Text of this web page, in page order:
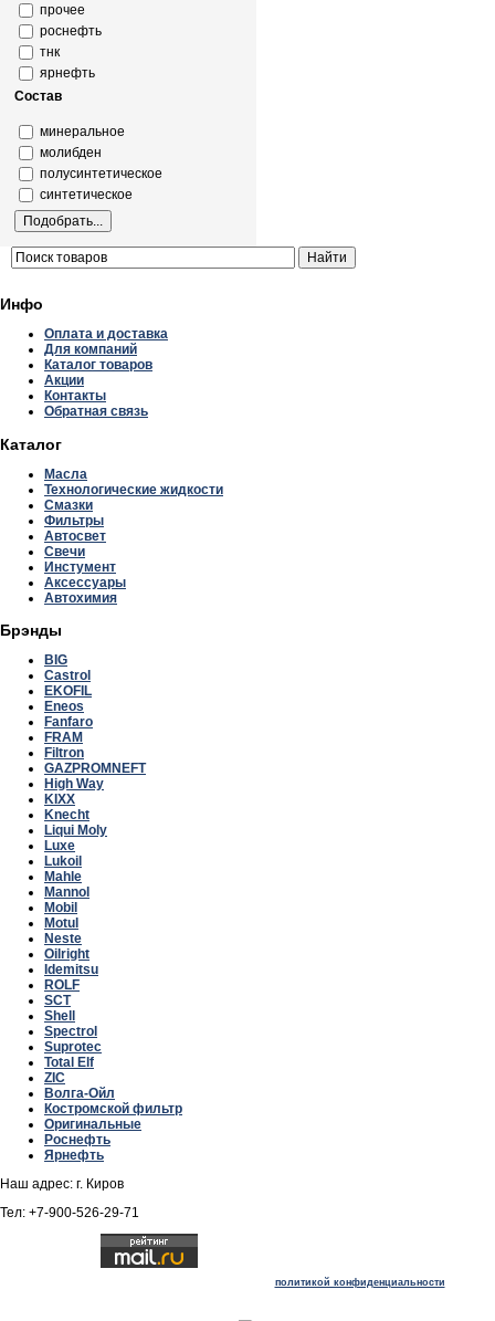
прочее
роснефть
тнк
ярнефть
Состав
минеральное
молибден
полусинтетическое
синтетическое
Инфо
Оплата и доставка
Для компаний
Каталог товаров
Акции
Контакты
Обратная связь
Каталог
Масла
Технологические жидкости
Смазки
Фильтры
Автосвет
Свечи
Инстумент
Аксессуары
Автохимия
Брэнды
BIG
Castrol
EKOFIL
Eneos
Fanfaro
FRAM
Filtron
GAZPROMNEFT
High Way
KIXX
Knecht
Liqui Moly
Luxe
Lukoil
Mahle
Mannol
Mobil
Motul
Neste
Oilright
Idemitsu
ROLF
SCT
Shell
Spectrol
Suprotec
Total Elf
ZIC
Волга-Ойл
Костромской фильтр
Оригинальные
Роснефть
Ярнефть
Наш адрес: г. Киров
Тел: +7-900-526-29-71
политикой конфиденциальности